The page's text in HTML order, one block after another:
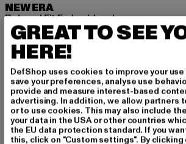
NEW ERA
Relaxed Fit Embroidery Logo
33,14 EUR
Derzeitiger Preis: 33,14 EUR
64,99 EUR Aktionspreis: 64,99 EUR
MELDE DICH
GREAT TO SEE
HERE!
DefShop uses cookies to improve your
save your preferences, analyse use
provide and measure interest-based
advertising. In addition, we allow partners
or to use cookies. This may also include
your data in the USA or other countries
the EU data protection standard. If you
this, click on "Custom settings". By clicking